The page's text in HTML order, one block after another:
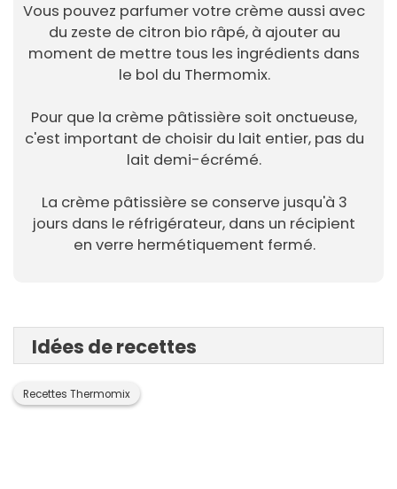
Vous pouvez parfumer votre crème aussi avec
du zeste de citron bio râpé, à ajouter au
moment de mettre tous les ingrédients dans
le bol du Thermomix.
Pour que la crème pâtissière soit onctueuse,
c'est important de choisir du lait entier, pas du
lait demi-écrémé.
La crème pâtissière se conserve jusqu'à 3
jours dans le réfrigérateur, dans un récipient
en verre hermétiquement fermé.
Idées de recettes
Recettes Thermomix